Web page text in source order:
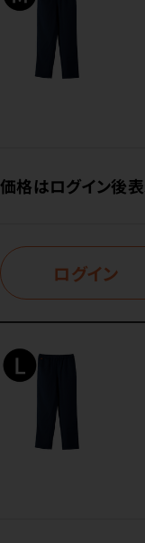
価格はログイン後
ログイン